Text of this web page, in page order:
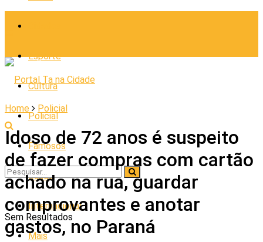
Esporte
Cultura
Policial
Famosos
Saúde
Internacional
Mais
Sem Resultados
Home Policial
Idoso de 72 anos é suspeito
de fazer compras com cartão
achado na rua, guardar
comprovantes e anotar
gastos, no Paraná